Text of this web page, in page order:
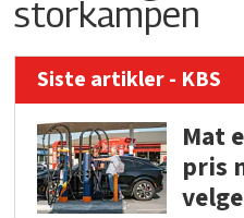
storkampen
Siste artikler - KBS
Mat
pris